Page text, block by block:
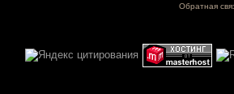
Обратная